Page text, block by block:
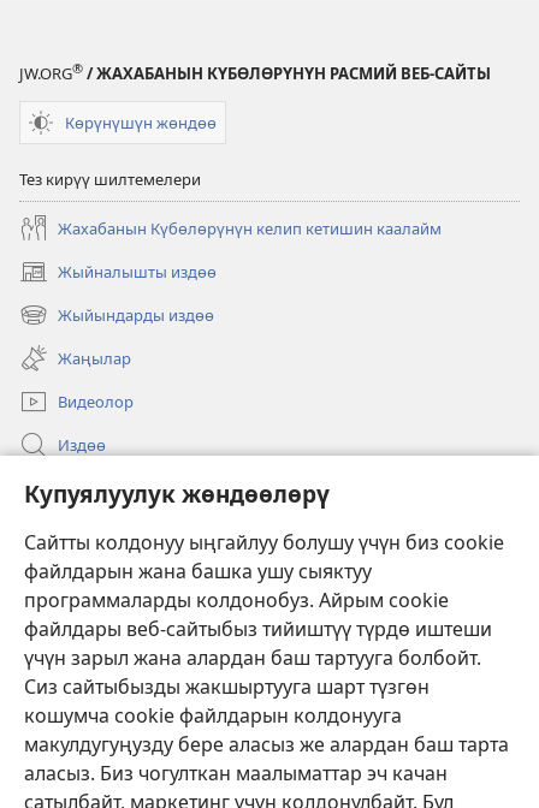
Купуялуулук жөндөөлөрү
Сайтты колдонуу ыңгайлуу болушу үчүн биз cookie
файлдарын жана башка ушу сыяктуу
программаларды колдонобуз. Айрым cookie
файлдары веб-сайтыбыз тийиштүү түрдө иштеши
үчүн зарыл жана алардан баш тартууга болбойт.
Сиз сайтыбызды жакшыртууга шарт түзгөн
кошумча cookie файлдарын колдонууга
макулдугуңузду бере аласыз же алардан баш тарта
аласыз. Биз чогулткан маалыматтар эч качан
сатылбайт, маркетинг үчүн колдонулбайт. Бул
JW.ORG® / ЖАХАБАНЫН КҮБӨЛӨРҮНҮН РАСМИЙ ВЕБ-САЙТЫ
Көрүнүшүн жөндөө
Тез кирүү шилтемелери
Жахабанын Күбөлөрүнүн келип кетишин каалайм
Жыйналышты издөө
(жаңы
терезе
ачат)
Жыйындарды издөө
(жаңы
терезе
ачат)
Жаңылар
Видеолор
Издөө
Бийлик өкүлдөрү үчүн маалымат
Тартуулар
(жаңы
терезе
ачат)
ОНЛАЙН КИТЕПКАНА
(жаңы
терезе
ачат) JW Hub
(жаңы
терезе
ачат) JW Library